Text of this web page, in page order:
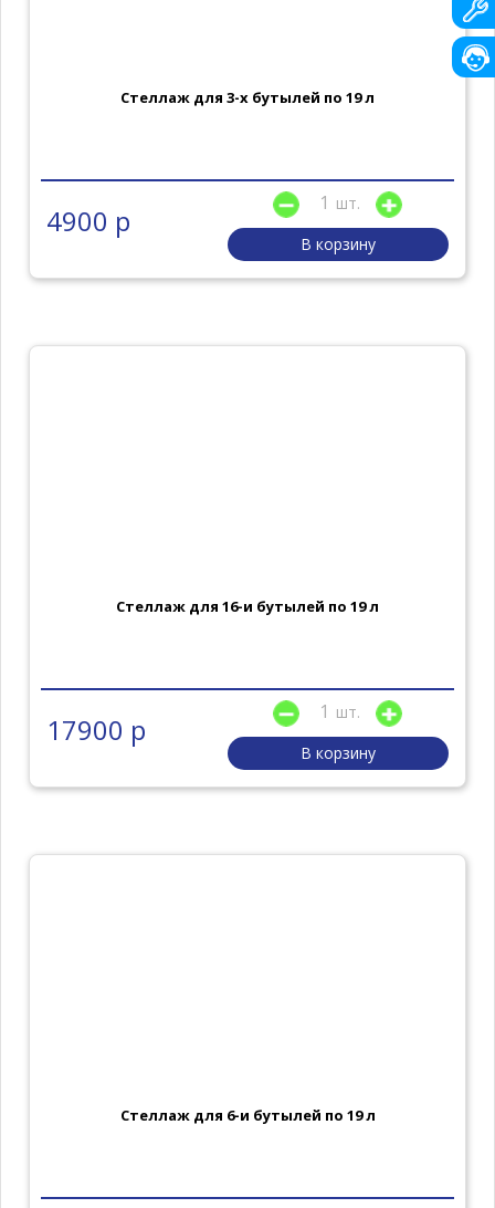
Стеллаж для 3-х бутылей по 19 л
4900 р
шт.
В корзину
Стеллаж для 16-и бутылей по 19 л
17900 р
шт.
В корзину
Стеллаж для 6-и бутылей по 19 л